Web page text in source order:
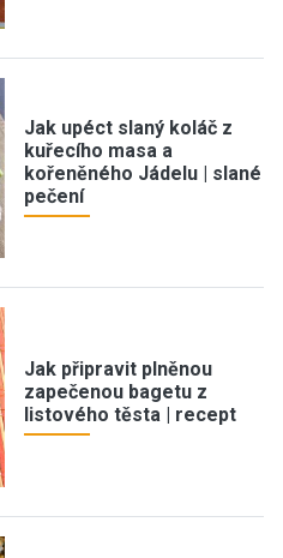
Jak upéct slaný koláč z
kuřecího masa a
kořeněného Jádelu | slané
pečení
Jak připravit plněnou
zapečenou bagetu z
listového těsta | recept